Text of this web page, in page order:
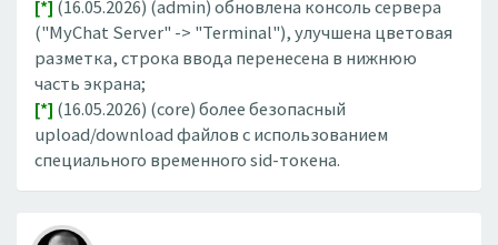
[*] (16.05.2026) (admin) обновлена консоль сервера
("MyChat Server" -> "Terminal"), улучшена цветовая
разметка, строка ввода перенесена в нижнюю
часть экрана;
[*] (16.05.2026) (core) более безопасный
upload/download файлов с использованием
специального временного sid-токена.